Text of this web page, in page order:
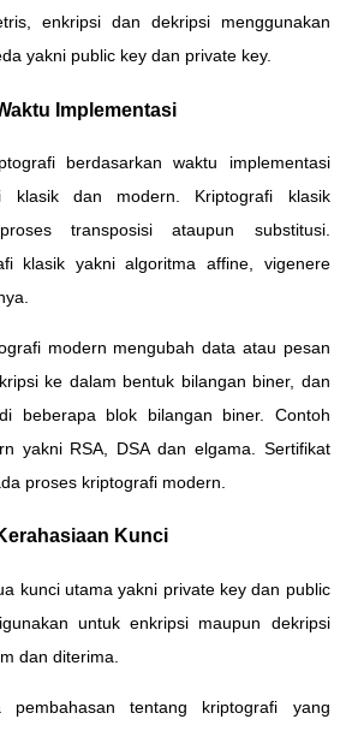
enkripsi dan dekripsi menggunakan
yakni public key dan private key.
Implementasi
berdasarkan waktu implementasi
klasik dan modern. Kriptografi klasik
transposisi ataupun substitusi.
klasik yakni algoritma affine, vigenere
modern mengubah data atau pesan
ke dalam bentuk bilangan biner, dan
beberapa blok bilangan biner. Contoh
yakni RSA, DSA dan elgama. Sertifikat
proses kriptografi modern.
Kunci
kunci utama yakni private key dan public
untuk enkripsi maupun dekripsi
dan diterima.
pembahasan tentang kriptografi yang